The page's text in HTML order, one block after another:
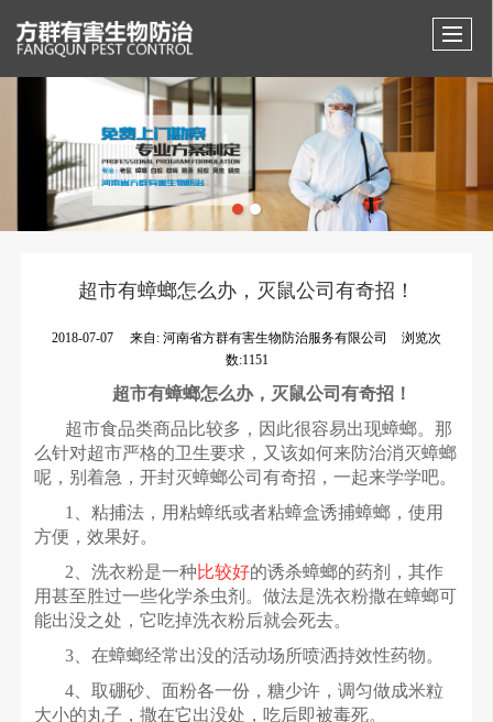
超市有蟑螂怎么办，灭鼠公司有奇招！
2018-07-07 来自:河南省方群有害生物防治服务有限公司
浏览次
数:1151
超市有蟑螂怎么办，灭鼠公司有奇招！
超市食品类商品比较多，因此很容易出现蟑螂。那
么针对超市严格的卫生要求，又该如何来防治消灭蟑螂
呢，别着急，开封灭蟑螂公司有奇招，一起来学学吧。
1
、粘捕法，用粘蟑纸或者粘蟑盒诱捕蟑螂，使用
方便，效果好。
2 、洗衣粉是一种比较好的诱杀蟑螂的药剂，其作
用甚至胜过一些化学杀虫剂。做法是洗衣粉撒在蟑螂可
能出没之处，它吃掉洗衣粉后就会死去。
3 、在蟑螂经常出没的活动场所喷洒持效性药物。
4 、取硼砂、面粉各一份，糖少许，调匀做成米粒
大小的丸子，撒在它出没处，吃后即被毒死。